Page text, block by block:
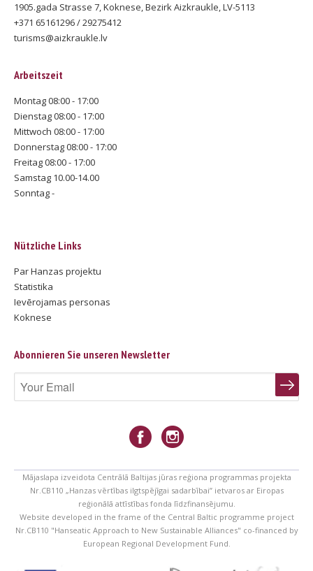
1905.gada Strasse 7, Koknese, Bezirk Aizkraukle, LV-5113
+371 65161296 / 29275412
turisms@aizkraukle.lv
Arbeitszeit
Montag 08:00 - 17:00
Dienstag 08:00 - 17:00
Mittwoch 08:00 - 17:00
Donnerstag 08:00 - 17:00
Freitag 08:00 - 17:00
Samstag 10.00-14.00
Sonntag -
Nützliche Links
Par Hanzas projektu
Statistika
Ievērojamas personas
Koknese
Abonnieren Sie unseren Newsletter
Mājaslapa izveidota Centrālā Baltijas jūras reģiona programmas projekta
Nr.CB110 „Hanzas vērtības ilgtspējīgai sadarbībai” ietvaros ar Eiropas
reģionālā attīstības fonda līdzfinansējumu.
Website developed in the frame of the Central Baltic programme project
Nr.CB110 "Hanseatic Approach to New Sustainable Alliances" co-financed by
European Regional Development Fund.